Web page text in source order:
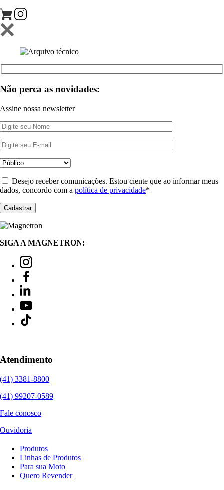
Não perca as novidades:
Assine nossa newsletter
Desejo receber comunicações. Estou ciente que ao informar meus
dados, concordo com a política de privacidade*
SIGA A MAGNETRON:
Atendimento
(41) 3381-8800
(41) 99207-0589
Fale conosco
Ouvidoria
Produtos
Linhas de Produtos
Para sua Moto
Quero Revender